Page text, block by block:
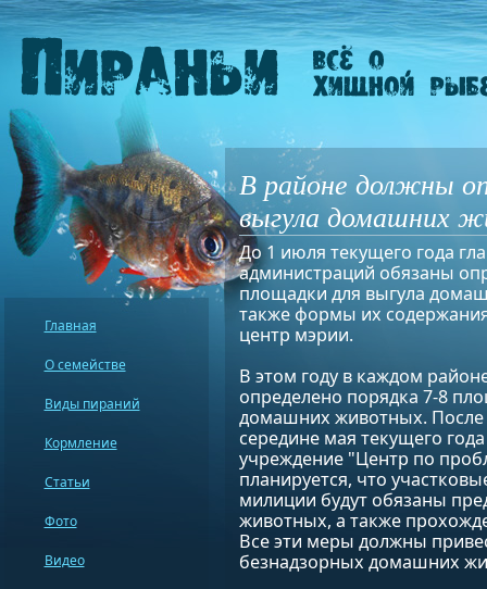
В районе должны
выгула домашних
До 1 июля текущего года
администраций обязаны
площадки для выгула
также формы их
центр мэрии.
В этом году в каждом
определено порядка 7-8
домашних животных. После
середине мая текущего
учреждение "Центр по
планируется, что
милиции будут обязаны
животных, а также
Все эти меры должны
безнадзорных домашних
Главная
О семействе
Виды пираний
Кормление
Статьи
Фото
Видео